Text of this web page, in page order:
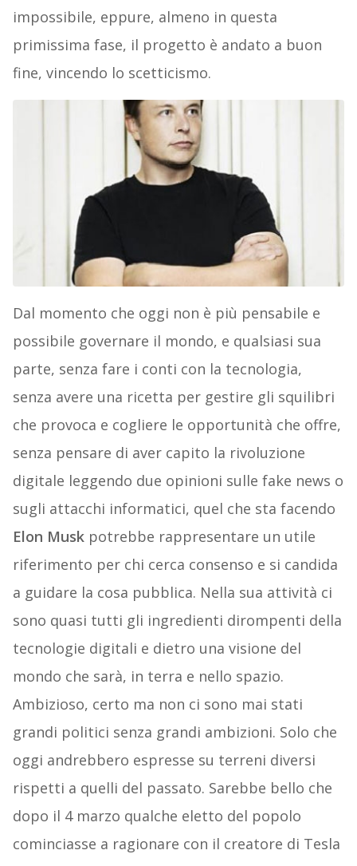
impossibile, eppure, almeno in questa
primissima fase, il progetto è andato a buon
fine, vincendo lo scetticismo.
Dal momento che oggi non è più pensabile e
possibile governare il mondo, e qualsiasi sua
parte, senza fare i conti con la tecnologia,
senza avere una ricetta per gestire gli squilibri
che provoca e cogliere le opportunità che offre,
senza pensare di aver capito la rivoluzione
digitale leggendo due opinioni sulle fake news o
sugli attacchi informatici, quel che sta facendo
Elon Muskpotrebbe rappresentare un utile
riferimento per chi cerca consenso e si candida
a guidare la cosa pubblica. Nella sua attività ci
sono quasi tutti gli ingredienti dirompenti della
tecnologie digitali e dietro una visione del
mondo che sarà, in terra e nello spazio.
Ambizioso, certo ma non ci sono mai stati
grandi politici senza grandi ambizioni. Solo che
oggi andrebbero espresse su terreni diversi
rispetti a quelli del passato. Sarebbe bello che
dopo il 4 marzo qualche eletto del popolo
cominciasse a ragionare con il creatore di Tesla